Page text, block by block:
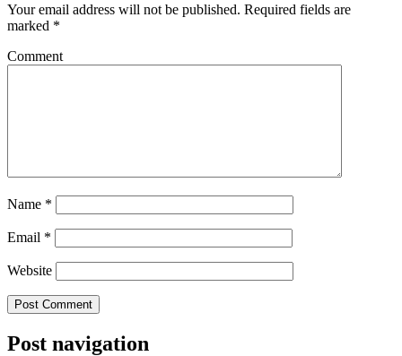
Your email address will not be published. Required fields are
marked *
Comment
Name *
Email *
Website
Post navigation